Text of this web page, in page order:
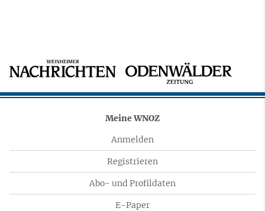
Meine WNOZ
Anmelden
Registrieren
Abo- und Profildaten
E-Paper